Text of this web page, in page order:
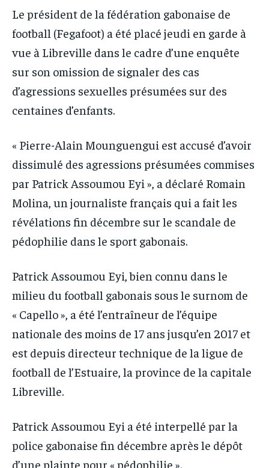
Mon compte
RUBRIQUES
AFRIQUE
COMMUNIQUÉ
CULTURE
ECONOMIE
MONDE
OPPORTUNITÉ
PARTENAIRES
TOGOREPORT
L’INTEGRAL
TOGOREGARD
228FOOT
ACTU LOMÉ
1-YEAR
/ year
Pay now and you get access to exclusive news and
1-MONTH
/ month
By agreeing to this tier, you are billed every month after
the first one until you opt out of the monthly
subscription.
1-YEAR
/ year
Pay now and you get access to exclusive news and
1-MONTH
/ month
By agreeing to this tier, you are billed every month after
the first one until you opt out of the monthly
subscription.
Mon compte
RUBRIQUES
AFRIQUE
COMMUNIQUÉ
CULTURE
ECONOMIE
MONDE
OPPORTUNITÉ
PARTENAIRES
TOGOREPORT
L’INTEGRAL
TOGOREGARD
228FOOT
ACTU LOMÉ
RUBRIQUES
AFRIQUE
COMMUNIQUÉ
ECONOMIE
MONDE
TOGOREPORT
LOMEBOUGEINFO
NOUVELLE D’AFRIQUE
LEDEFENSEURINFO
ACTU LOMÉ
RUBRIQUES
AFRIQUE
COMMUNIQUÉ
ECONOMIE
MONDE
TOGOREPORT
LOMEBOUGEINFO
NOUVELLE D’AFRIQUE
LEDEFENSEURINFO
ACTU LOMÉ
Le président de la fédération gabonaise de
football (Fegafoot) a été placé jeudi en garde à
vue à Libreville dans le cadre d’une enquête
sur son omission de signaler des cas
d’agressions sexuelles présumées sur des
centaines d’enfants.
« Pierre-Alain Mounguengui est accusé d’avoir
dissimulé des agressions présumées commises
par Patrick Assoumou Eyi », a déclaré Romain
Molina, un journaliste français qui a fait les
révélations fin décembre sur le scandale de
pédophilie dans le sport gabonais.
Patrick Assoumou Eyi, bien connu dans le
milieu du football gabonais sous le surnom de
« Capello », a été l’entraîneur de l’équipe
nationale des moins de 17 ans jusqu’en 2017 et
est depuis directeur technique de la ligue de
football de l’Estuaire, la province de la capitale
Libreville.
Patrick Assoumou Eyi a été interpellé par la
police gabonaise fin décembre après le dépôt
d’une plainte pour « pédophilie ».